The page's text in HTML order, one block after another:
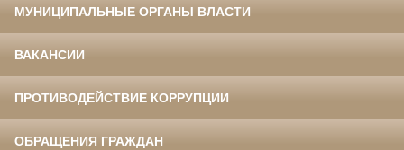
МУНИЦИПАЛЬНЫЕ ОРГАНЫ ВЛАСТИ
ВАКАНСИИ
ПРОТИВОДЕЙСТВИЕ КОРРУПЦИИ
ОБРАЩЕНИЯ ГРАЖДАН